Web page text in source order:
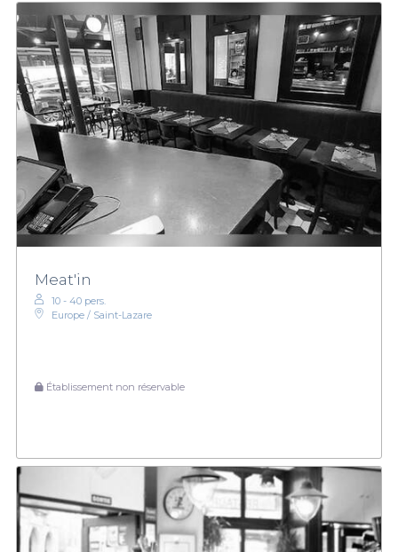
Meat'in
10 - 40 pers.
Europe / Saint-Lazare
Établissement non réservable